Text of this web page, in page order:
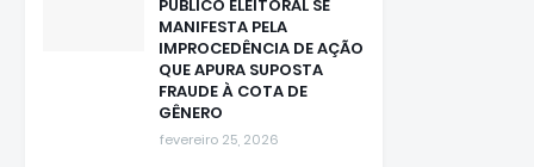
PÚBLICO ELEITORAL SE
MANIFESTA PELA
IMPROCEDÊNCIA DE AÇÃO
QUE APURA SUPOSTA
FRAUDE À COTA DE
GÊNERO
fevereiro 25, 2026